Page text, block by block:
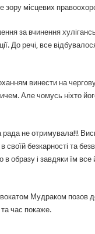
місцевих
за вчинення
До речі, все
винести на
Але чомусь ніхто
рада не отримувала!!!
безкарності та
образу і завдяки їм все
Мудраком позов
та час покаже.